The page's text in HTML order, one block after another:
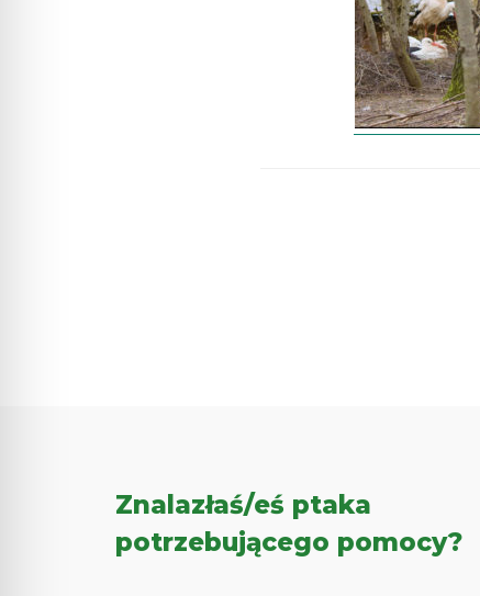
Znalazłaś/eś ptaka
potrzebującego pomocy?